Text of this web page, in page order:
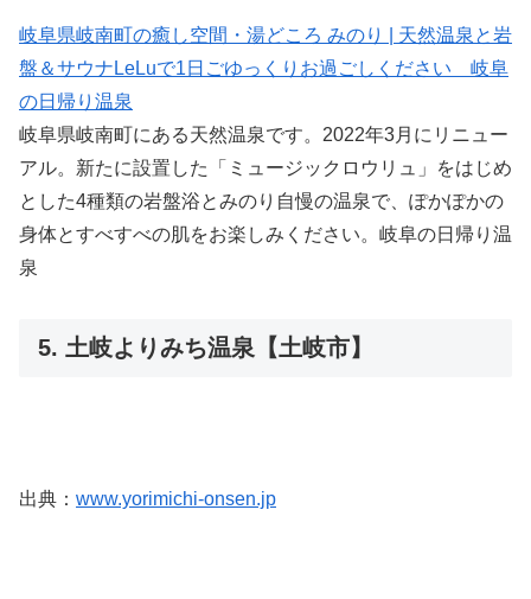
岐阜県岐南町の癒し空間・湯どころ みのり | 天然温泉と岩
盤＆サウナLeLuで1日ごゆっくりお過ごしください 岐阜
の日帰り温泉
岐阜県岐南町にある天然温泉です。2022年3月にリニュー
アル。新たに設置した「ミュージックロウリュ」をはじめ
とした4種類の岩盤浴とみのり自慢の温泉で、ぽかぽかの
身体とすべすべの肌をお楽しみください。岐阜の日帰り温
泉
5. 土岐よりみち温泉【土岐市】
出典： www.yorimichi-onsen.jp